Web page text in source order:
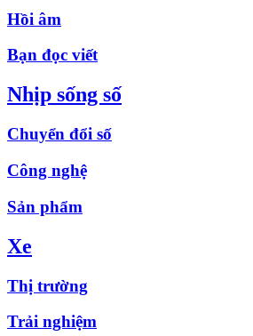
Hồi âm
Bạn đọc viết
Nhịp sống số
Chuyển đổi số
Công nghệ
Sản phẩm
Xe
Thị trường
Trải nghiệm